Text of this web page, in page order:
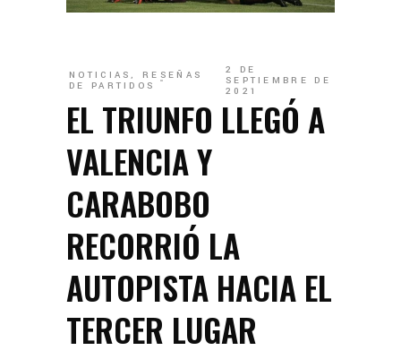
NOTICIAS, RESEÑAS
DE PARTIDOS
2 DE
SEPTIEMBRE DE
2021
EL TRIUNFO LLEGÓ A
VALENCIA Y
CARABOBO
RECORRIÓ LA
AUTOPISTA HACIA EL
TERCER LUGAR